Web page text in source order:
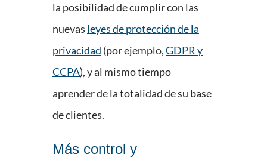
la posibilidad de cumplir con las
nuevas leyes de protección de la
privacidad (por ejemplo,GDPR y
CCPA), y al mismo tiempo
aprender de la totalidad de su base
de clientes.
Más control y